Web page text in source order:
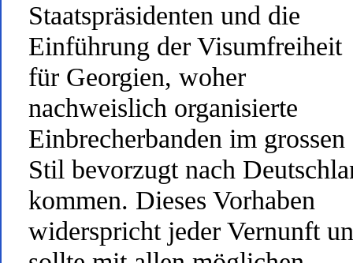
Staatspräsidenten und die
Einführung der Visumfreiheit
für Georgien, woher
nachweislich organisierte
Einbrecherbanden im grossen
Stil bevorzugt nach
kommen. Dieses Vorhaben
widerspricht jeder Vernunft